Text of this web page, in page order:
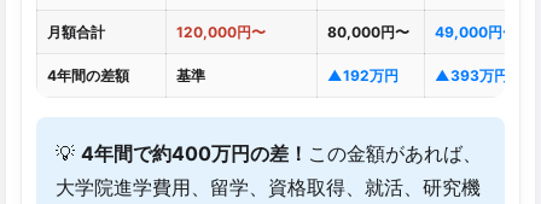
月額合計 120,000円〜 80,000円〜 49,000円〜
4年間の差額 基準 ▲192万円 ▲393万円
💡 4年間で約400万円の差！ この金額があれば、
大学院進学費用、留学、資格取得、就活、研究機